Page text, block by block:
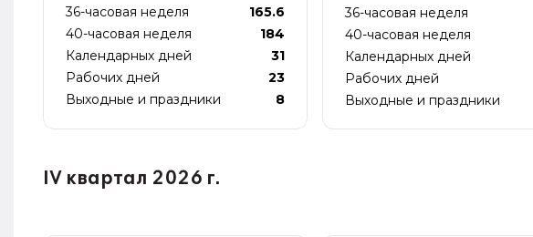
36-часовая неделя
165.6
40-часовая неделя
184
Календарных дней
31
Рабочих дней
23
Выходные и праздники
8
36-часовая неделя
40-часовая неделя
Календарных дней
Рабочих дней
Выходные и праздники
IV квартал 2026 г.